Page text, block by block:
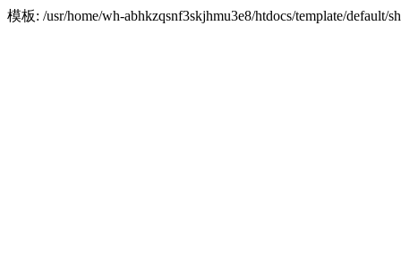
模板: /usr/home/wh-abhkzqsnf3skjhmu3e8/htdocs/template/default/